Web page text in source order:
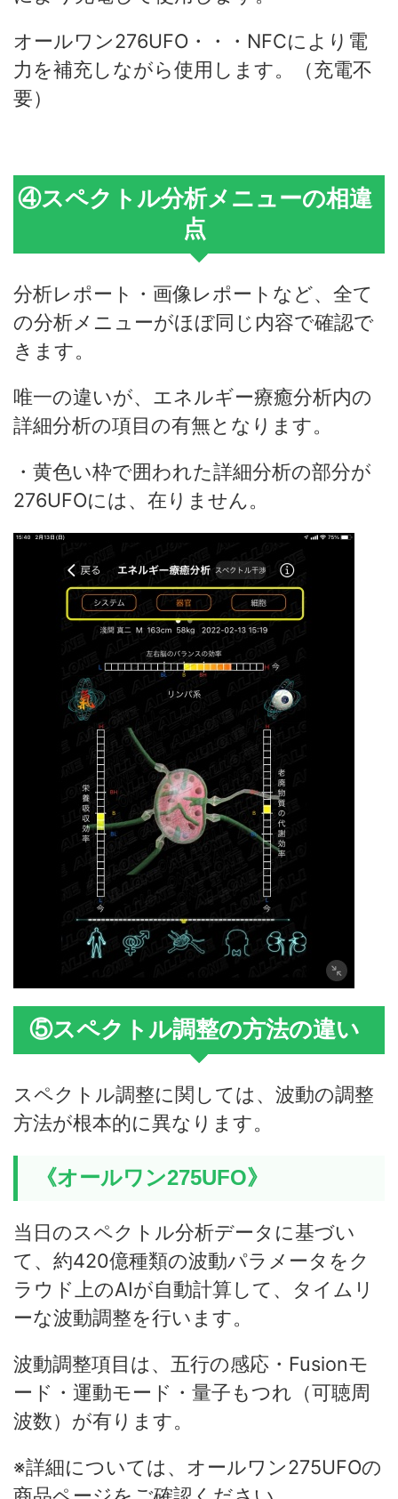
オールワン276UFO・・・NFCにより電
力を補充しながら使用します。（充電不
要）
④スペクトル分析メニューの相違
点
分析レポート・画像レポートなど、全て
の分析メニューがほぼ同じ内容で確認で
きます。
唯一の違いが、エネルギー療癒分析内の
詳細分析の項目の有無となります。
・黄色い枠で囲われた詳細分析の部分が
276UFOには、在りません。
⑤スペクトル調整の方法の違い
スペクトル調整に関しては、波動の調整
方法が根本的に異なります。
《オールワン275UFO》
当日のスペクトル分析データに基づい
て、約420億種類の波動パラメータをク
ラウド上のAIが自動計算して、タイムリ
ーな波動調整を行います。
波動調整項目は、五行の感応・Fusionモ
ード・運動モード・量子もつれ（可聴周
波数）が有ります。
※詳細については、オールワン275UFOの